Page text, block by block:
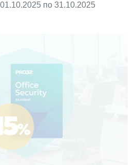
по 31.10.2025